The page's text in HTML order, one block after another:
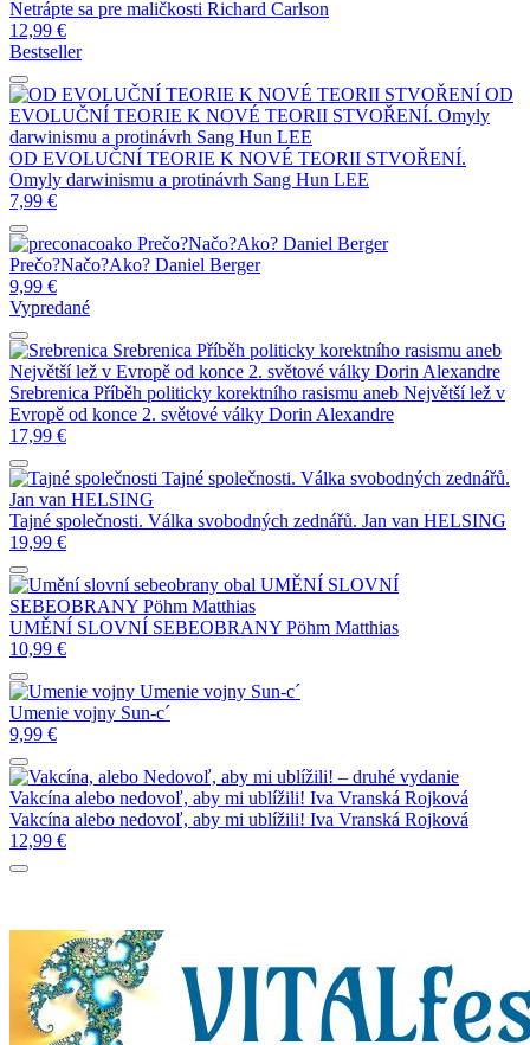
Netrápte sa pre maličkosti Richard Carlson
12,99 €
Bestseller
OD
EVOLUČNÍ TEORIE K NOVÉ TEORII STVOŘENÍ. Omyly
darwinismu a protinávrh Sang Hun LEE
OD EVOLUČNÍ TEORIE K NOVÉ TEORII STVOŘENÍ.
Omyly darwinismu a protinávrh Sang Hun LEE
7,99 €
Prečo?Načo?Ako? Daniel Berger
Prečo?Načo?Ako? Daniel Berger
9,99 €
Vypredané
Srebrenica Příběh politicky korektního rasismu aneb
Největší lež v Evropě od konce 2. světové války Dorin Alexandre
Srebrenica Příběh politicky korektního rasismu aneb Největší lež v
Evropě od konce 2. světové války Dorin Alexandre
17,99 €
Tajné společnosti. Válka svobodných zednářů.
Jan van HELSING
Tajné společnosti. Válka svobodných zednářů. Jan van HELSING
19,99 €
UMĚNÍ SLOVNÍ
SEBEOBRANY Pöhm Matthias
UMĚNÍ SLOVNÍ SEBEOBRANY Pöhm Matthias
10,99 €
Umenie vojny Sun-c´
Umenie vojny Sun-c´
9,99 €
Vakcína alebo nedovoľ, aby mi ublížili! Iva Vranská Rojková
Vakcína alebo nedovoľ, aby mi ublížili! Iva Vranská Rojková
12,99 €